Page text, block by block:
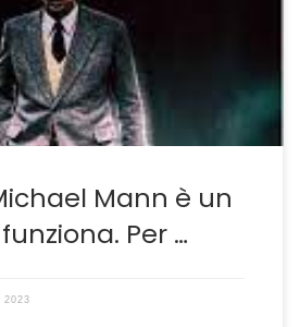
degli ultimi prodotti con in
Ford versus Ferrari di James
i cow boys Bale&Damon ma
Mann è un
Per …
2023